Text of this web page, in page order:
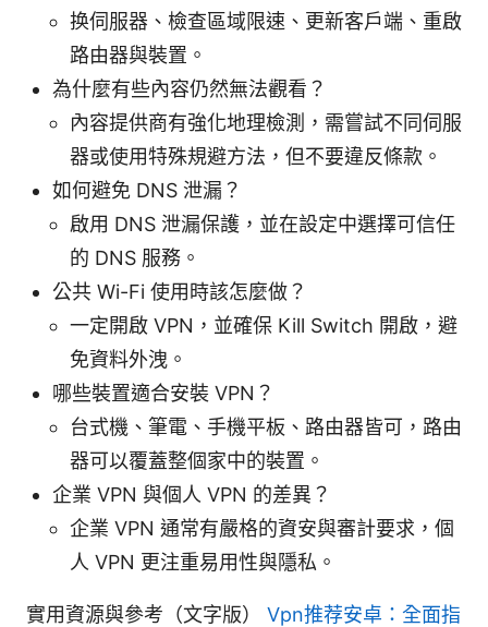
换伺服器、檢查區域限速、更新客戶端、重啟
路由器與裝置。
為什麼有些內容仍然無法觀看？
內容提供商有強化地理檢測，需嘗試不同伺服
器或使用特殊規避方法，但不要違反條款。
如何避免 DNS 泄漏？
啟用 DNS 泄漏保護，並在設定中選擇可信任
的 DNS 服務。
公共 Wi-Fi 使用時該怎麼做？
一定開啟 VPN，並確保 Kill Switch 開啟，避
免資料外洩。
哪些裝置適合安裝 VPN？
台式機、筆電、手機平板、路由器皆可，路由
器可以覆蓋整個家中的裝置。
企業 VPN 與個人 VPN 的差異？
企業 VPN 通常有嚴格的資安與審計要求，個
人 VPN 更注重易用性與隱私。
實用資源與參考（文字版） Vpn推荐安卓：全面指